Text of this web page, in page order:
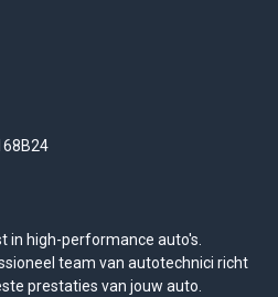
in high-performance auto's.
team van autotechnici richt
prestaties van jouw auto.